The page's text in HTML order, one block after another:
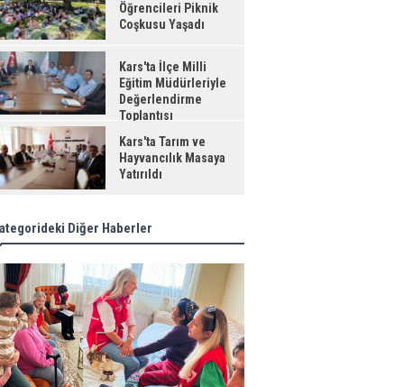
Öğrencileri Piknik
Coşkusu Yaşadı
Kars'ta İlçe Milli
Eğitim Müdürleriyle
Değerlendirme
Toplantısı
Kars'ta Tarım ve
Hayvancılık Masaya
Yatırıldı
Diğer Haberler